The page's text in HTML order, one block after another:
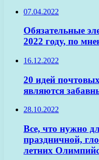
07.04.2022
Обязательные
2022 году, по
16.12.2022
20 идей
являются
28.10.2022
Все, что нужно
праздничной,
летних